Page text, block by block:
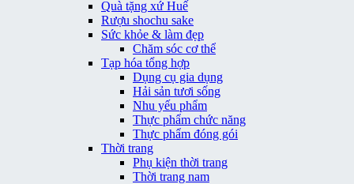
Quà tặng xứ Huế
Rượu shochu sake
Sức khỏe & làm đẹp
Chăm sóc cơ thể
Tạp hóa tổng hợp
Dụng cụ gia dụng
Hải sản tươi sống
Nhu yếu phẩm
Thực phẩm chức năng
Thực phẩm đóng gói
Thời trang
Phụ kiện thời trang
Thời trang nam